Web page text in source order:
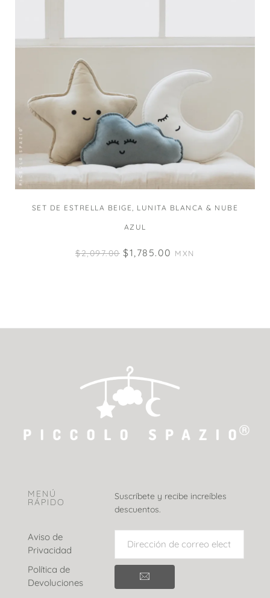
SET DE ESTRELLA BEIGE, LUNITA BLANCA & NUBE
AZUL
$2,097.00 $1,785.00 MXN
MENÚ
RÁPIDO
Aviso de
Privacidad
Política de
Devoluciones
Suscríbete y recibe increíbles
descuentos.